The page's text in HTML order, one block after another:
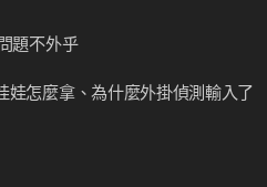
題不外乎
娃怎麼拿、為什麼外掛偵測輸入了